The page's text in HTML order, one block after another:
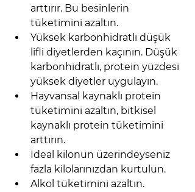
arttırır. Bu besinlerin
tüketimini azaltın.
Yüksek karbonhidratlı düşük
lifli diyetlerden kaçının. Düşük
karbonhidratlı, protein yüzdesi
yüksek diyetler uygulayın.
Hayvansal kaynaklı protein
tüketimini azaltın, bitkisel
kaynaklı protein tüketimini
arttırın.
İdeal kilonun üzerindeyseniz
fazla kilolarınızdan kurtulun.
Alkol tüketimini azaltın.